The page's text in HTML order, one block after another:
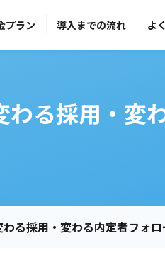
プラン 導入までの流れ よ
る採用・変
る採用・変わる内定者フォ